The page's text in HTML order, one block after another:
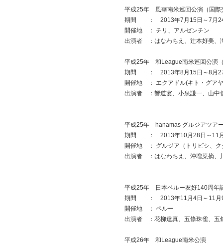
平成25年 風華南米巡回公演（国際
期間 ： 2013年7月15日～7月
開催地 ： チリ、アルゼンチン
出演者 ：はなわちえ、辻本好美、
平成25年 和League南米巡回公演
期間 ： 2013年8月15日～8月
開催地 ： エクアドル(キト・グア
出演者 ：響道宴、小泉謙一、山中
平成25年 hanamas グルジアツア
期間 ： 2013年10月28日～11
開催地 ： グルジア（トリビシ、ク
出演者 ：はなわちえ、沖増菜摘、
平成25年 日本ペルー友好140周年
期間 ： 2013年11月4日～11月
開催地 ： ペルー
出演者 ：花柳達真、五條珠雀、五
平成26年 和League南米公演